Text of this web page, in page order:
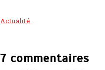
Actualité
7 commentaires